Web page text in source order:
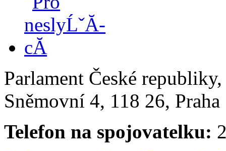
Parlament České
Sněmovní 4, 118 26,
Telefon na spojovatelku: